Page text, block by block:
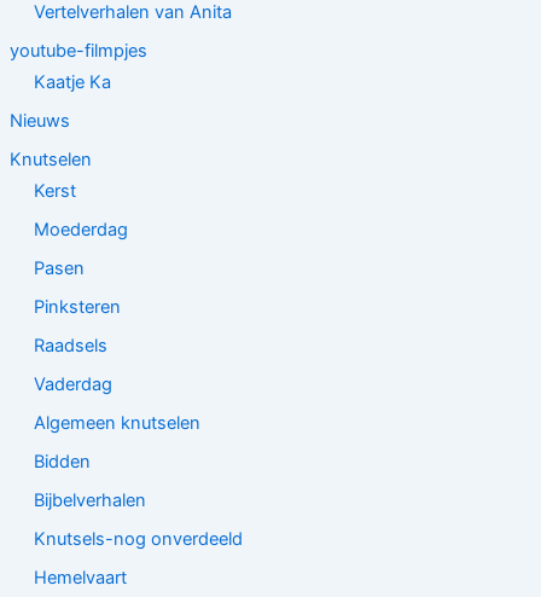
Vertelverhalen van Anita
youtube-filmpjes
Kaatje Ka
Nieuws
Knutselen
Kerst
Moederdag
Pasen
Pinksteren
Raadsels
Vaderdag
Algemeen knutselen
Bidden
Bijbelverhalen
Knutsels-nog onverdeeld
Hemelvaart